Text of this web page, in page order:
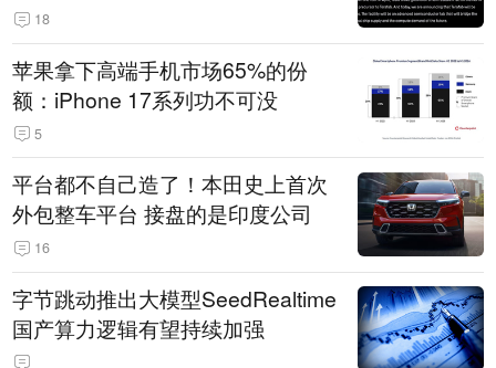
回美国
18
苹果拿下高端手机市场65%的份
额：iPhone 17系列功不可没
5
平台都不自己造了！本田史上首次
外包整车平台 接盘的是印度公司
16
字节跳动推出大模型SeedRealtime
国产算力逻辑有望持续加强